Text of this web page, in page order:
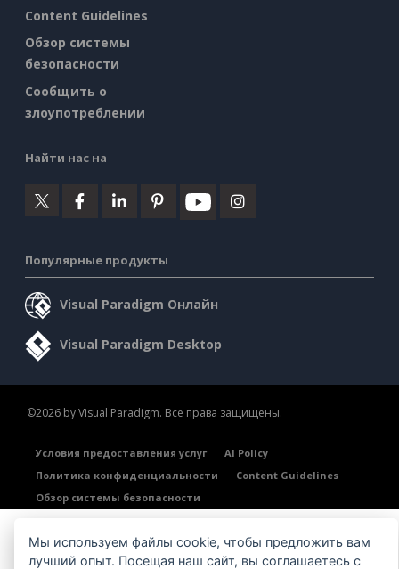
Content Guidelines
Обзор системы
безопасности
Сообщить о
злоупотреблении
Найти нас на
Популярные продукты
Visual Paradigm Онлайн
Visual Paradigm Desktop
©2026 by Visual Paradigm. Все права защищены.
Условия предоставления услуг
AI Policy
Политика конфиденциальности
Content Guidelines
Обзор системы безопасности
Мы используем файлы cookie, чтобы предложить вам
лучший опыт. Посещая наш сайт, вы соглашаетесь с